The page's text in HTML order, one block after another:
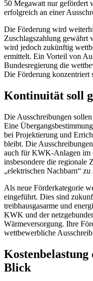
50 Megawatt nur gefördert
erfolgreich an einer
Die Förderung wird
Zuschlagszahlung gewährt
wird jedoch zukünftig
ermittelt. Ein Vorteil von
Bundesregierung die
Die Förderung konzentriert
Kontinuität soll
Die Ausschreibungen
Eine
bei Projektierung und
bleibt. Die
auch für KWK-Anlagen im
insbesondere die regionale
„elektrischen Nachbarn“ zu
Als neue Förderkategorie
eingeführt. Dies sind
treibhausgasarme und
KWK und der
Wärmeversorgung. Ihre
wettbewerbliche
Blick